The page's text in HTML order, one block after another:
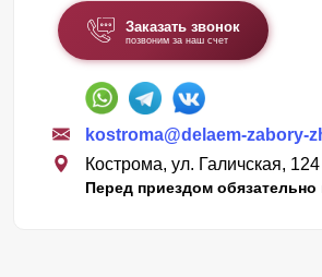
Заказать звонок
позвоним за наш счет
kostroma@delaem-zabory-
Кострома, ул. Галичская,
Перед приездом обязательно